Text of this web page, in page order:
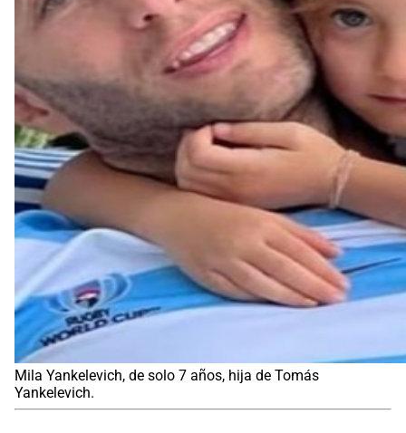
Mila Yankelevich, de solo 7 años, hija de Tomás
Yankelevich.